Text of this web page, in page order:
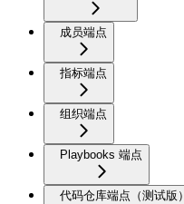
成员端点
指标端点
组织端点
Playbooks 端点
代码仓库端点（测试版）